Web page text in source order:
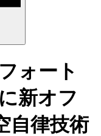
ォート
新オフ
自律技術